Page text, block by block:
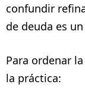
confundir
de deuda es
Para ordenar
la práctica: